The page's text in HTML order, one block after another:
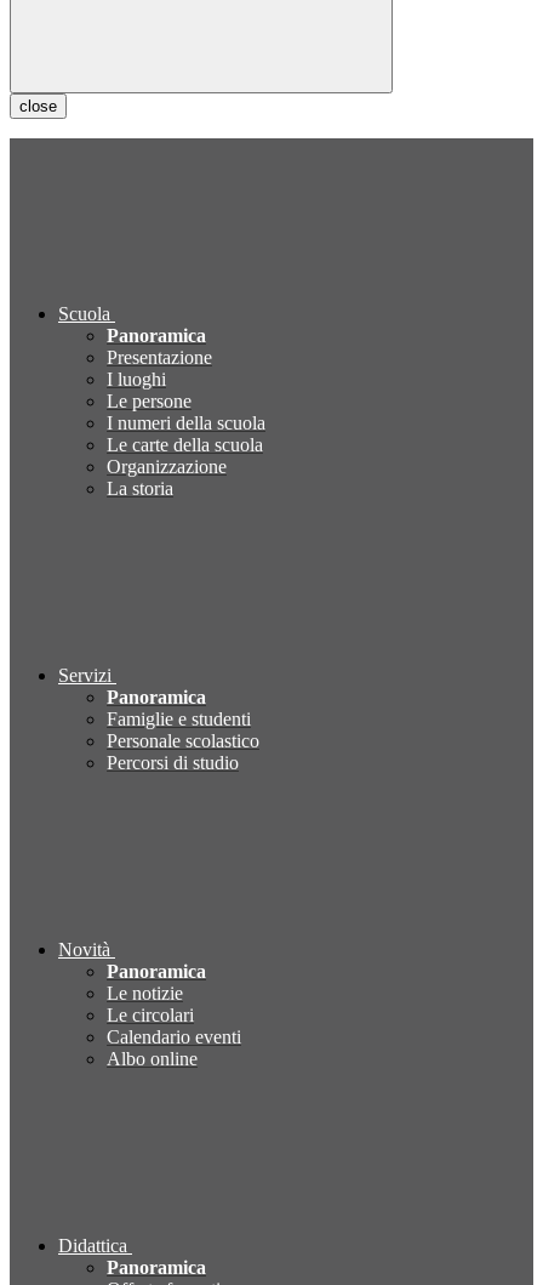
close
Scuola
Panoramica
Presentazione
I luoghi
Le persone
I numeri della scuola
Le carte della scuola
Organizzazione
La storia
Servizi
Panoramica
Famiglie e studenti
Personale scolastico
Percorsi di studio
Novità
Panoramica
Le notizie
Le circolari
Calendario eventi
Albo online
Didattica
Panoramica